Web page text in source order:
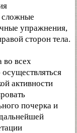
сложные
упражнения,
сторон тела.
во всех
активности
почерка и